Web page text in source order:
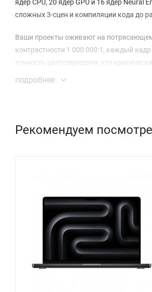
ядер CPU, 20 ядер GPU и 16 ядер Neural
сложных 3-сцен и компиляции кода до
Ваши проекты оживают на потрясающем
контрастности 1 000 000:1, каждый
точность цветопередачи, что
система поддерживает подключение до
практически мгновенным.
отличным решением для подкастов и
Несмотря на феноменальную
Вт·ч обеспечивает до 14 часов веб-
3, а в комплекте идёт адаптер на 70 Вт.
подключении периферии и внешних
подробнее
Рекомендуем